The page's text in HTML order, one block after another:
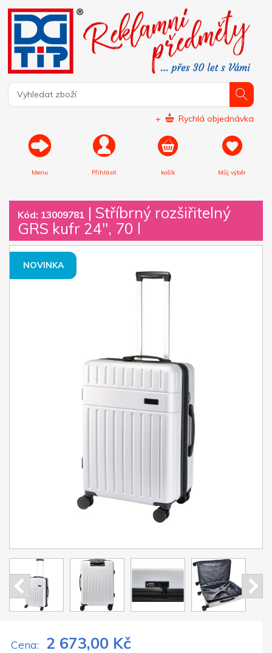
+ Rychlá objednávka
Menu Přihlásit košík Můj výběr
Kód: 13009781 | Stříbrný rozšiřitelný
GRS kufr 24", 70 l
NOVINKA
Cena: 2 673,00 Kč